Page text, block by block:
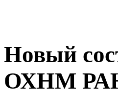
Новый
ОХНМ